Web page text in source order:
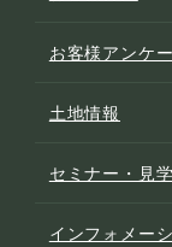
お客様アンケ
土地情報
セミナー・見
インフォメー